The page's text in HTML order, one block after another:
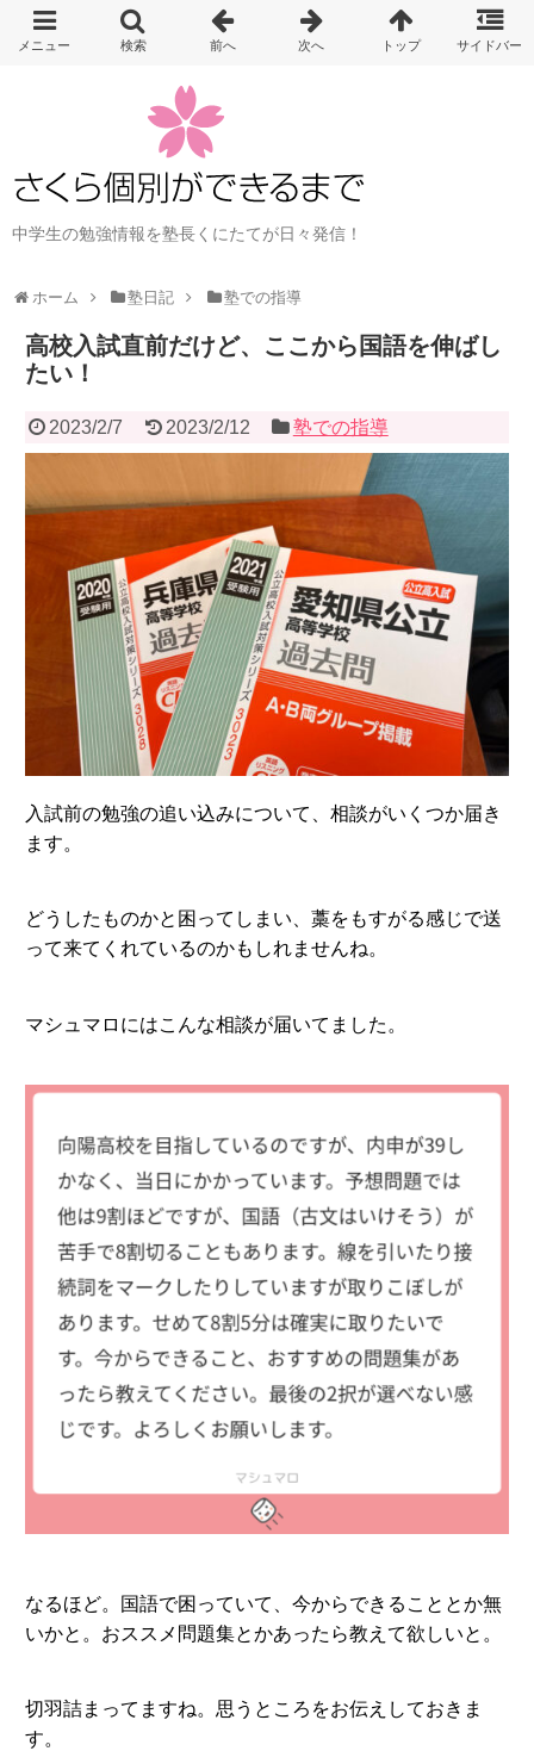
中学生の勉強情報を塾長くにたてが日々発信！
ホーム 塾日記 塾での指導
高校入試直前だけど、ここから国語を伸ばし
たい！
2023/2/7 2023/2/12 塾での指導
入試前の勉強の追い込みについて、相談がいくつか届き
ます。
どうしたものかと困ってしまい、藁をもすがる感じで送
って来てくれているのかもしれませんね。
マシュマロにはこんな相談が届いてました。
なるほど。国語で困っていて、今からできることとか無
いかと。おススメ問題集とかあったら教えて欲しいと。
切羽詰まってますね。思うところをお伝えしておきま
す。